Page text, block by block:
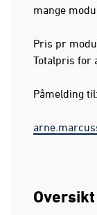
mange
Pris pr
Totalpris for
Påmelding til: